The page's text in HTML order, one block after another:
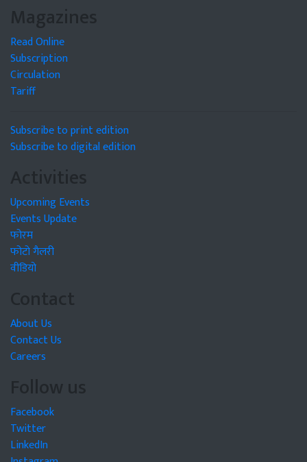
Magazines
Read Online
Subscription
Circulation
Tariff
Subscribe to print edition
Subscribe to digital edition
Activities
Upcoming Events
Events Update
फोरम
फोटो गैलरी
वीडियो
Contact
About Us
Contact Us
Careers
Follow us
Facebook
Twitter
LinkedIn